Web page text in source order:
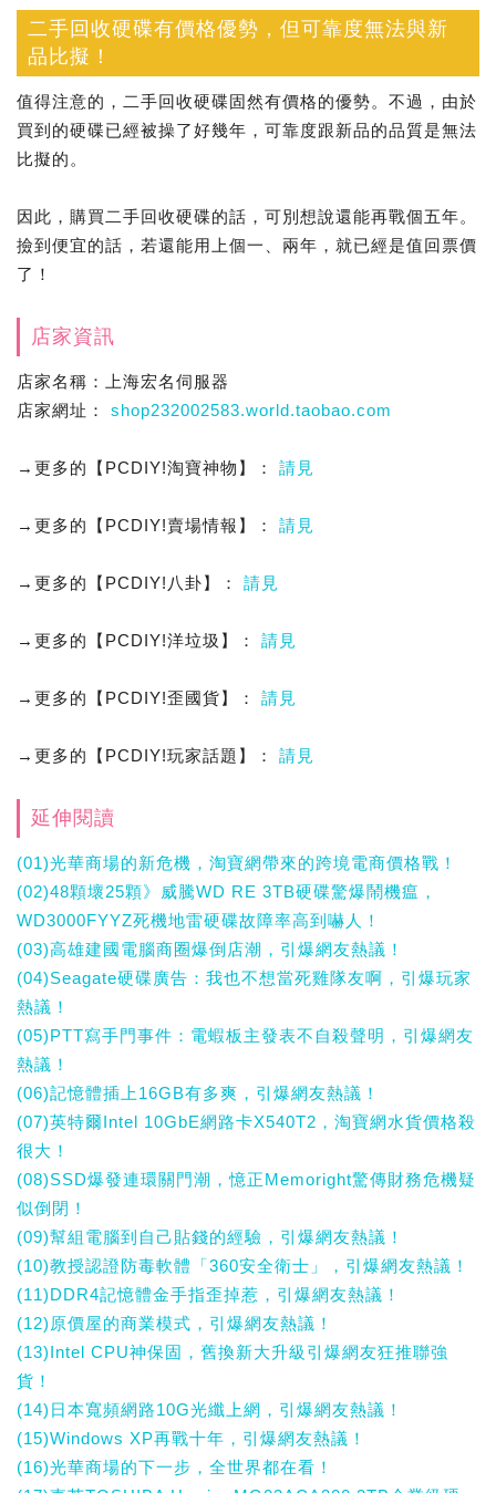
二手回收硬碟有價格優勢，但可靠度無法與新
品比擬！
值得注意的，二手回收硬碟固然有價格的優勢。不過，由於
買到的硬碟已經被操了好幾年，可靠度跟新品的品質是無法
比擬的。
因此，購買二手回收硬碟的話，可別想說還能再戰個五年。
撿到便宜的話，若還能用上個一、兩年，就已經是值回票價
了！
店家資訊
店家名稱：上海宏名伺服器
店家網址： shop232002583.world.taobao.com
→更多的【PCDIY!淘寶神物】： 請見
→更多的【PCDIY!賣場情報】： 請見
→更多的【PCDIY!八卦】： 請見
→更多的【PCDIY!洋垃圾】： 請見
→更多的【PCDIY!歪國貨】： 請見
→更多的【PCDIY!玩家話題】： 請見
延伸閱讀
(01)光華商場的新危機，淘寶網帶來的跨境電商價格戰！
(02)48顆壞25顆》威騰WD RE 3TB硬碟驚爆鬧機瘟，
WD3000FYYZ死機地雷硬碟故障率高到嚇人！
(03)高雄建國電腦商圈爆倒店潮，引爆網友熱議！
(04)Seagate硬碟廣告：我也不想當死雞隊友啊，引爆玩家
熱議！
(05)PTT寫手門事件：電蝦板主發表不自殺聲明，引爆網友
熱議！
(06)記憶體插上16GB有多爽，引爆網友熱議！
(07)英特爾Intel 10GbE網路卡X540T2，淘寶網水貨價格殺
很大！
(08)SSD爆發連環關門潮，憶正Memoright驚傳財務危機疑
似倒閉！
(09)幫組電腦到自己貼錢的經驗，引爆網友熱議！
(10)教授認證防毒軟體「360安全衛士」，引爆網友熱議！
(11)DDR4記憶體金手指歪掉惹，引爆網友熱議！
(12)原價屋的商業模式，引爆網友熱議！
(13)Intel CPU神保固，舊換新大升級引爆網友狂推聯強
貨！
(14)日本寬頻網路10G光纖上網，引爆網友熱議！
(15)Windows XP再戰十年，引爆網友熱議！
(16)光華商場的下一步，全世界都在看！